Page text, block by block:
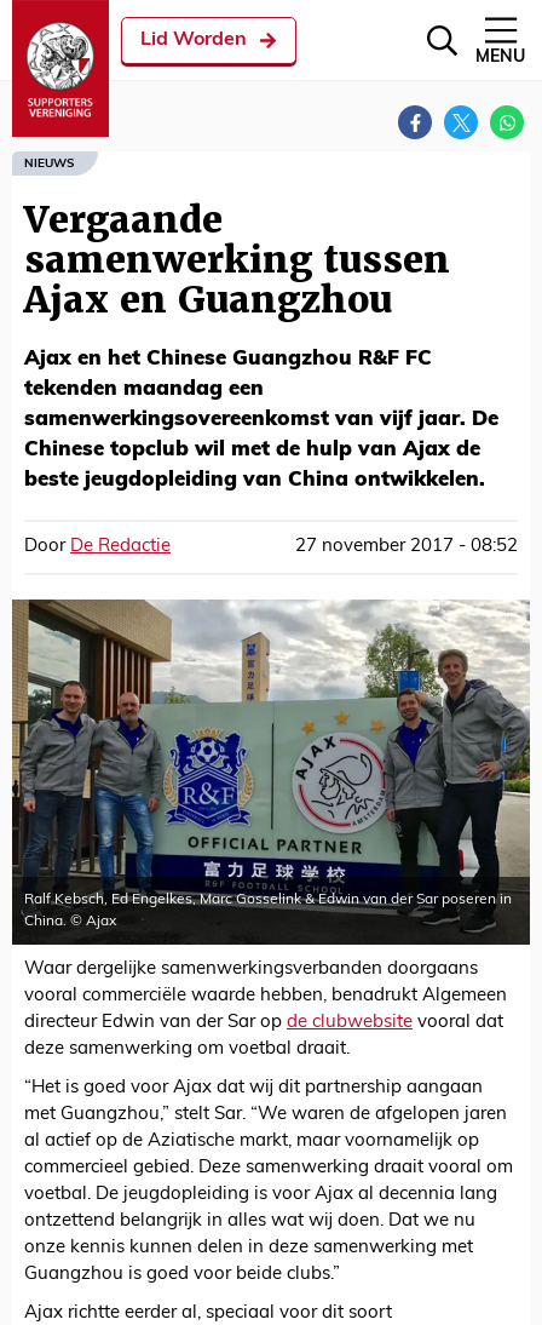
Lid Worden
MENU
NIEUWS
Vergaande
samenwerking tussen
Ajax en Guangzhou
Ajax en het Chinese Guangzhou R&F FC
tekenden maandag een
samenwerkingsovereenkomst van vijf jaar. De
Chinese topclub wil met de hulp van Ajax de
beste jeugdopleiding van China ontwikkelen.
Door De Redactie 27 november 2017 - 08:52
Ralf Kebsch, Ed Engelkes, Marc Gosselink & Edwin van der Sar poseren in
China. © Ajax
Waar dergelijke samenwerkingsverbanden doorgaans
vooral commerciële waarde hebben, benadrukt Algemeen
directeur Edwin van der Sar op de clubwebsite vooral dat
deze samenwerking om voetbal draait.
“Het is goed voor Ajax dat wij dit partnership aangaan
met Guangzhou,” stelt Sar. “We waren de afgelopen jaren
al actief op de Aziatische markt, maar voornamelijk op
commercieel gebied. Deze samenwerking draait vooral om
voetbal. De jeugdopleiding is voor Ajax al decennia lang
ontzettend belangrijk in alles wat wij doen. Dat we nu
onze kennis kunnen delen in deze samenwerking met
Guangzhou is goed voor beide clubs.”
Ajax richtte eerder al, speciaal voor dit soort